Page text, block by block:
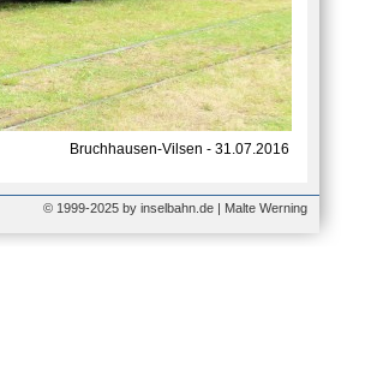
Bruchhausen-Vilsen - 31.07.2016
© 1999-2025 by inselbahn.de | Malte Werning